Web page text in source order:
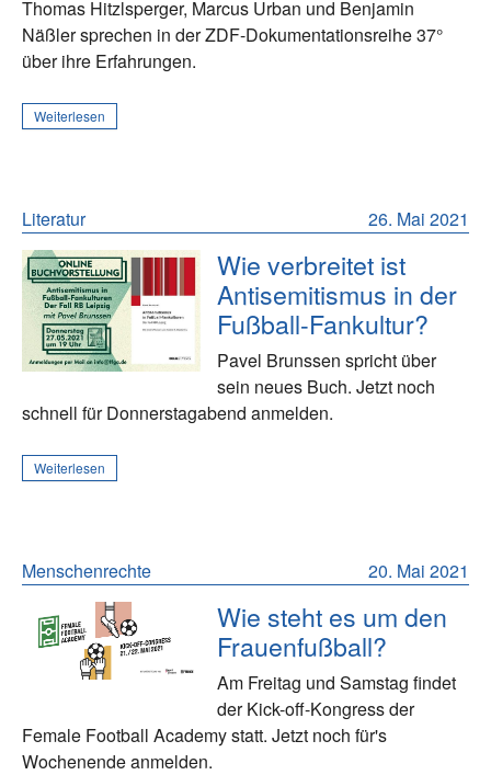
Thomas Hitzlsperger, Marcus Urban und Benjamin
Näßler sprechen in der ZDF-Dokumentationsreihe 37°
über ihre Erfahrungen.
Weiterlesen
26. Mai 2021
Literatur
Wie verbreitet ist
Antisemitismus in der
Fußball-Fankultur?
Pavel Brunssen spricht über
sein neues Buch. Jetzt noch
schnell für Donnerstagabend anmelden.
Weiterlesen
20. Mai 2021
Menschenrechte
Wie steht es um den
Frauenfußball?
Am Freitag und Samstag findet
der Kick-off-Kongress der
Female Football Academy statt. Jetzt noch für's
Wochenende anmelden.